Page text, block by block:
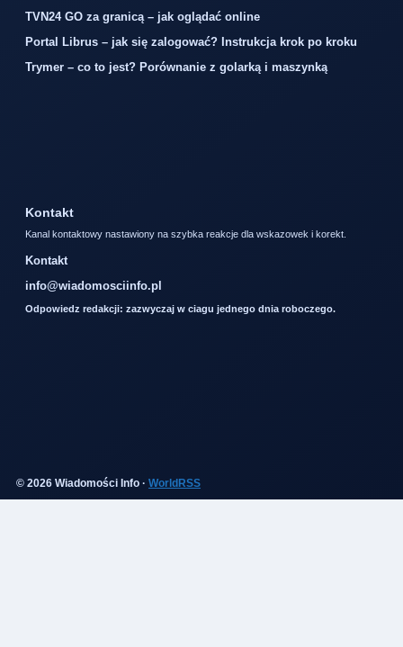
TVN24 GO za granicą – jak oglądać online
Portal Librus – jak się zalogować? Instrukcja krok po kroku
Trymer – co to jest? Porównanie z golarką i maszynką
Kontakt
Kanal kontaktowy nastawiony na szybka reakcje dla wskazowek i korekt.
Kontakt
info@wiadomosciinfo.pl
Odpowiedz redakcji: zazwyczaj w ciagu jednego dnia roboczego.
© 2026 Wiadomości Info · WorldRSS